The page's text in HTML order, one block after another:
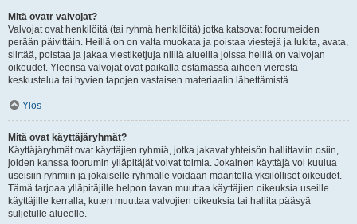
Mitä ovatr valvojat?
Valvojat ovat henkilöitä (tai ryhmä henkilöitä) jotka katsovat foorumeiden
perään päivittäin. Heillä on on valta muokata ja poistaa viestejä ja lukita, avata,
siirtää, poistaa ja jakaa viestiketjuja niillä alueilla joissa heillä on valvojan
oikeudet. Yleensä valvojat ovat paikalla estämässä aiheen vierestä
keskustelua tai hyvien tapojen vastaisen materiaalin lähettämistä.
Ylös
Mitä ovat käyttäjäryhmät?
Käyttäjäryhmät ovat käyttäjien ryhmiä, jotka jakavat yhteisön hallittaviin osiin,
joiden kanssa foorumin ylläpitäjät voivat toimia. Jokainen käyttäjä voi kuulua
useisiin ryhmiin ja jokaiselle ryhmälle voidaan määritellä yksilölliset oikeudet.
Tämä tarjoaa ylläpitäjille helpon tavan muuttaa käyttäjien oikeuksia useille
käyttäjille kerralla, kuten muuttaa valvojien oikeuksia tai hallita pääsyä
suljetulle alueelle.